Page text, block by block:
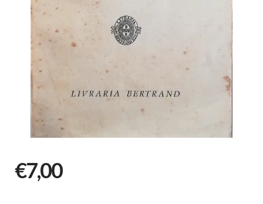
€7,00